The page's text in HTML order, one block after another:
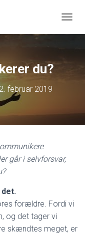
du?
februar 2019
går i selvforsvar,
forældre. Fordi vi
og det tager vi
skændtes meget, er